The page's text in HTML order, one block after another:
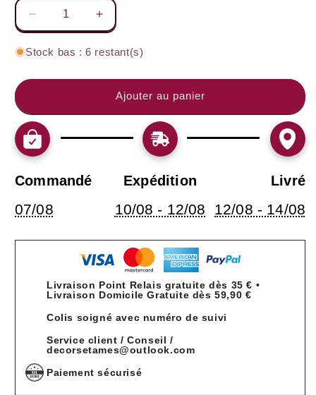
Réduire
la
quantité
Bouteille
arrangé
mangue
passion
Augmenter
la
quantité
Bouteille
pour
mangue
Stock bas : 6 restant(s)
Ajouter au panier
Commandé
07/08
Expédition
10/08 - 12/08
Livré
12/08 - 14/08
Livraison Point Relais gratuite dès 35 € •
Livraison Domicile Gratuite dès 59,90 €
Colis soigné avec numéro de suivi
Service client / Conseil /
decorsetames@outlook.com
Paiement sécurisé